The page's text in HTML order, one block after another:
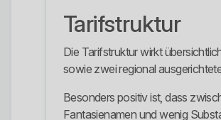
Tarifstruktur
Die Tarifstruktur wirkt
sowie zwei regional
Besonders positiv ist, dass
Fantasienamen und wenig